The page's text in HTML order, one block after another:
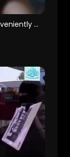
Bitcoin Pharmacy - pay conveniently and safely in our pharmacy